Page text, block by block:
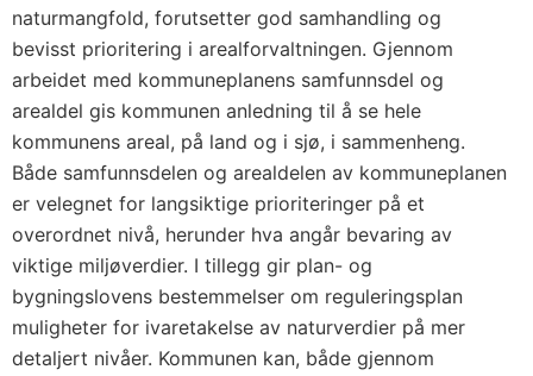
naturmangfold, forutsetter god samhandling og
bevisst prioritering i arealforvaltningen. Gjennom
arbeidet med kommuneplanens samfunnsdel og
arealdel gis kommunen anledning til å se hele
kommunens areal, på land og i sjø, i sammenheng.
Både samfunnsdelen og arealdelen av kommuneplanen
er velegnet for langsiktige prioriteringer på et
overordnet nivå, herunder hva angår bevaring av
viktige miljøverdier. I tillegg gir plan- og
bygningslovens bestemmelser om reguleringsplan
muligheter for ivaretakelse av naturverdier på mer
detaljert nivåer. Kommunen kan, både gjennom